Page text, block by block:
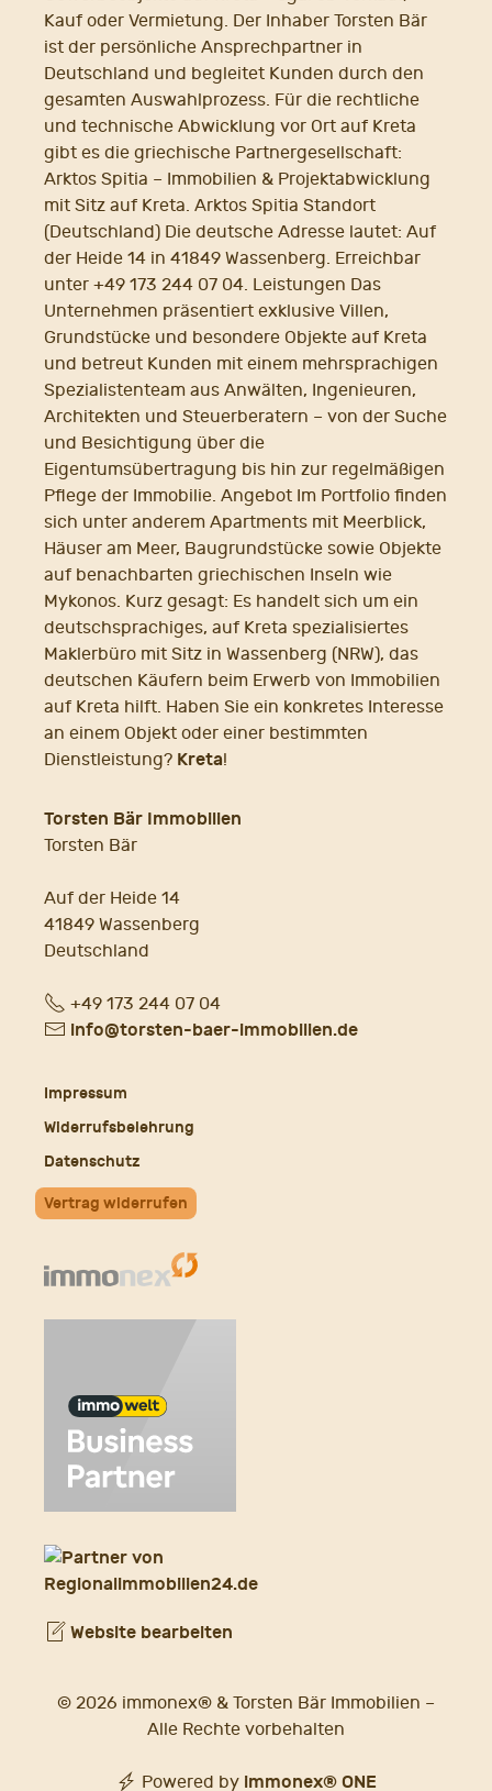
Kauf oder Vermietung. Der Inhaber Torsten Bär
ist der persönliche Ansprechpartner in
Deutschland und begleitet Kunden durch den
gesamten Auswahlprozess. Für die rechtliche
und technische Abwicklung vor Ort auf Kreta
gibt es die griechische Partnergesellschaft:
Arktos Spitia – Immobilien & Projektabwicklung
mit Sitz auf Kreta. Arktos Spitia Standort
(Deutschland) Die deutsche Adresse lautet: Auf
der Heide 14 in 41849 Wassenberg. Erreichbar
unter +49 173 244 07 04. Leistungen Das
Unternehmen präsentiert exklusive Villen,
Grundstücke und besondere Objekte auf Kreta
und betreut Kunden mit einem mehrsprachigen
Spezialistenteam aus Anwälten, Ingenieuren,
Architekten und Steuerberatern – von der Suche
und Besichtigung über die
Eigentumsübertragung bis hin zur regelmäßigen
Pflege der Immobilie. Angebot Im Portfolio finden
sich unter anderem Apartments mit Meerblick,
Häuser am Meer, Baugrundstücke sowie Objekte
auf benachbarten griechischen Inseln wie
Mykonos. Kurz gesagt: Es handelt sich um ein
deutschsprachiges, auf Kreta spezialisiertes
Maklerbüro mit Sitz in Wassenberg (NRW), das
deutschen Käufern beim Erwerb von Immobilien
auf Kreta hilft. Haben Sie ein konkretes Interesse
an einem Objekt oder einer bestimmten
Dienstleistung? Kreta!
Torsten Bär Immobilien
Torsten Bär
Auf der Heide 14
41849 Wassenberg
Deutschland
Fon+49 173 244 07 04
E- info@torsten-baer-immobilien.de
Impressum
Widerrufsbelehrung
Datenschutz
Vertrag widerrufen
Website bearbeiten
© 2026 immonex® & Torsten Bär Immobilien –
Alle Rechte vorbehalten
Powered by immonex® ONE